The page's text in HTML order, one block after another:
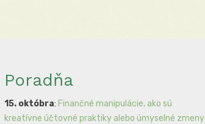
Poradňa
15. októbra: Finančné manipulácie, ako sú
kreatívne účtovné praktiky alebo úmyselné zmeny